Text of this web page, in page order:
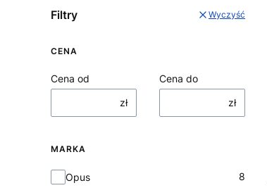
Filtry Wyczyść
CENA
Cena od
zł
Cena do
zł
MARKA
Marka
Opus 8